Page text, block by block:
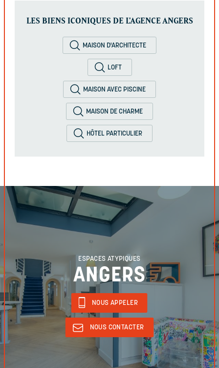
LES BIENS ICONIQUES DE L'AGENCE ANGERS
MAISON D'ARCHITECTE
LOFT
MAISON AVEC PISCINE
MAISON DE CHARME
HÔTEL PARTICULIER
ESPACES ATYPIQUES
ANGERS
NOUS APPELER
NOUS CONTACTER